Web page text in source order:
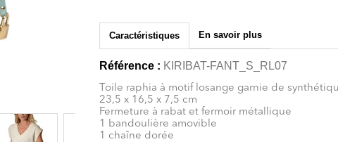
Caractéristiques En savoir plus
Référence : KIRIBAT-FANT_S_RL07
Toile raphia à motif losange garnie de
23,5 x 16,5 x 7,5 cm
Fermeture à rabat et fermoir métallique
1 bandoulière amovible
1 chaîne dorée